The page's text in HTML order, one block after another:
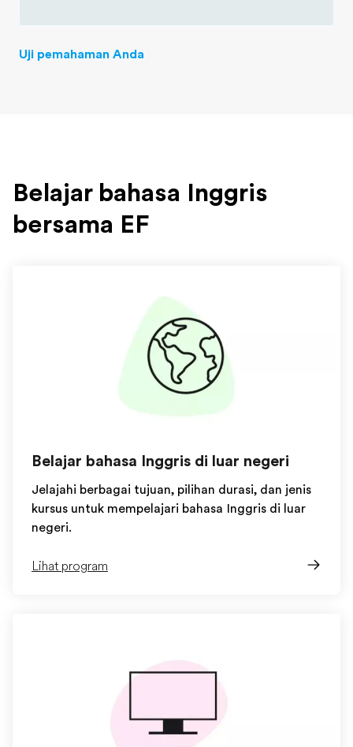
Uji pemahaman Anda
Belajar bahasa Inggris
bersama EF
Belajar bahasa Inggris di luar negeri
Jelajahi berbagai tujuan, pilihan durasi, dan jenis
kursus untuk mempelajari bahasa Inggris di luar
negeri.
Lihat program